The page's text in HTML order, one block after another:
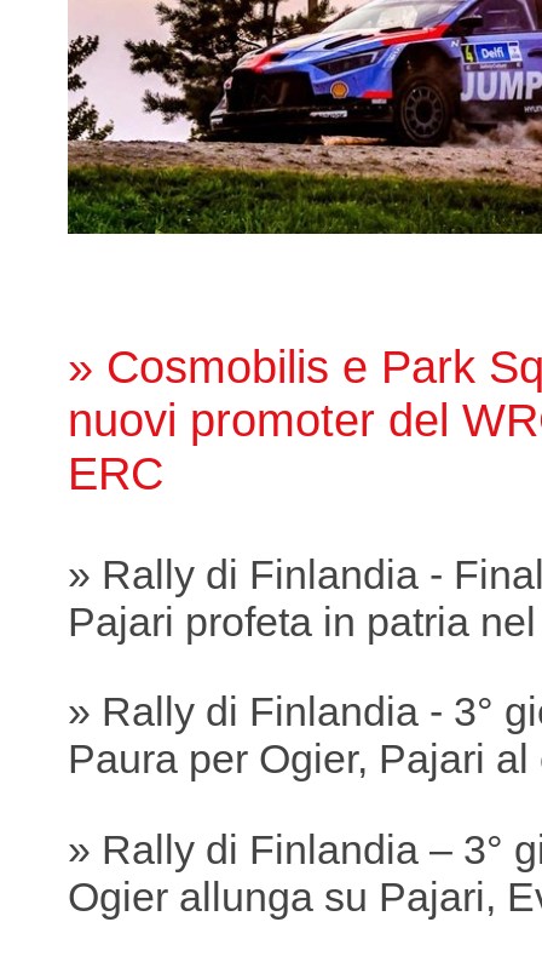
» Cosmobilis e Park
nuovi promoter del
ERC
» Rally di Finlandia -
Pajari profeta in patria
» Rally di Finlandia - 3°
Paura per Ogier, Pajari
» Rally di Finlandia – 3°
Ogier allunga su Pajari,